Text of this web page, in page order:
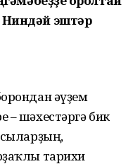
Ниндәй эштәр
әү­ҙем
шә­хес­тәргә бик
тарихи